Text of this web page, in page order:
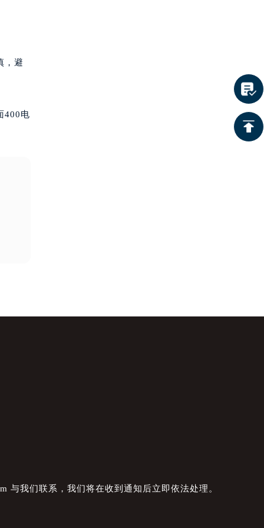
，避
400电
与我们联系，我们将在收到通知后立即依法处理。